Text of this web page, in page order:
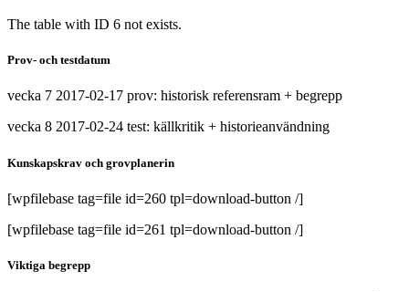
The table with ID 6 not exists.
Prov- och testdatum
vecka 7 2017-02-17 prov: historisk referensram + begrepp
vecka 8 2017-02-24 test: källkritik + historieanvändning
Kunskapskrav och grovplanerin
[wpfilebase tag=file id=260 tpl=download-button /]
[wpfilebase tag=file id=261 tpl=download-button /]
Viktiga begrepp